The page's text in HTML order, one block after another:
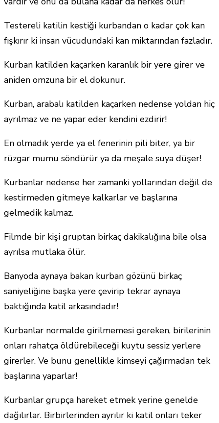
Testereli katilin kestiği kurbandan o kadar çok kan
fışkırır ki insan vücudundaki kan miktarından fazladır.
Kurban katilden kaçarken karanlık bir yere girer ve
aniden omzuna bir el dokunur.
Kurban, arabalı katilden kaçarken nedense yoldan hiç
ayrılmaz ve ne yapar eder kendini ezdirir!
En olmadık yerde ya el fenerinin pili biter, ya bir
rüzgar mumu söndürür ya da meşale suya düşer!
Kurbanlar nedense her zamanki yollarından değil de
kestirmeden gitmeye kalkarlar ve başlarına
gelmedik kalmaz.
Filmde bir kişi gruptan birkaç dakikalığına bile olsa
ayrılsa mutlaka ölür.
Banyoda aynaya bakan kurban gözünü birkaç
saniyeliğine başka yere çevirip tekrar aynaya
baktığında katil arkasındadır!
Kurbanlar normalde girilmemesi gereken, birilerinin
onları rahatça öldürebileceği kuytu sessiz yerlere
girerler. Ve bunu genellikle kimseyi çağırmadan tek
başlarına yaparlar!
Kurbanlar grupça hareket etmek yerine genelde
dağılırlar. Birbirlerinden ayrılır ki katil onları teker